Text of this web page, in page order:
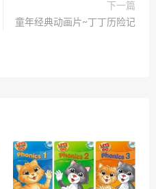
下一篇
童年经典动画片~丁丁历险记